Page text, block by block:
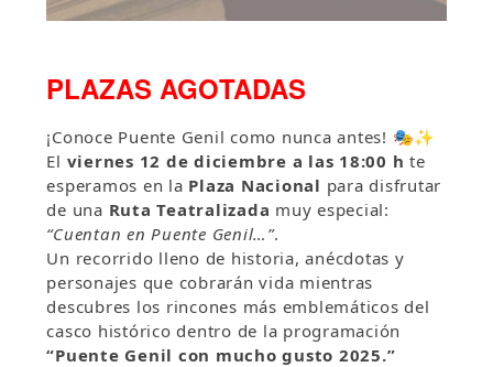
PLAZAS AGOTADAS
¡Conoce Puente Genil como nunca antes! 🎭✨
El viernes 12 de diciembre a las 18:00 h te
esperamos en la Plaza Nacional para disfrutar
de una Ruta Teatralizada muy especial:
“Cuentan en Puente Genil…”.
Un recorrido lleno de historia, anécdotas y
personajes que cobrarán vida mientras
descubres los rincones más emblemáticos del
casco histórico dentro de la programación
“Puente Genil con mucho gusto 2025.”